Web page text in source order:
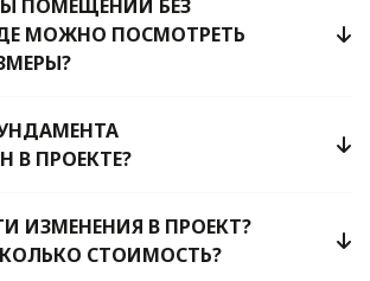
ПОМЕЩЕНИЙ БЕЗ
МОЖНО ПОСМОТРЕТЬ
В ПРОЕКТЕ?
ИЗМЕНЕНИЯ В ПРОЕКТ?
СТОИМОСТЬ?